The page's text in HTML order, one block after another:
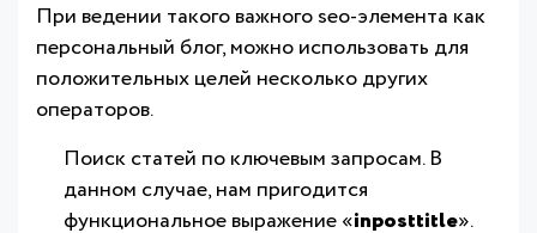
При ведении такого важного seo-элемента как
персональный блог, можно использовать для
положительных целей несколько других
операторов.
Поиск статей по ключевым запросам. В
данном случае, нам пригодится
функциональное выражение «inposttitle».